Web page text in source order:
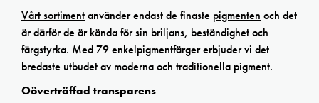
Vårt sortimentanvänder endast de finaste pigmenten och det
är därför de är kända för sin briljans, beständighet och
färgstyrka. Med 79 enkelpigmentfärger erbjuder vi det
bredaste utbudet av moderna och traditionella pigment.
Oöverträffad transparens